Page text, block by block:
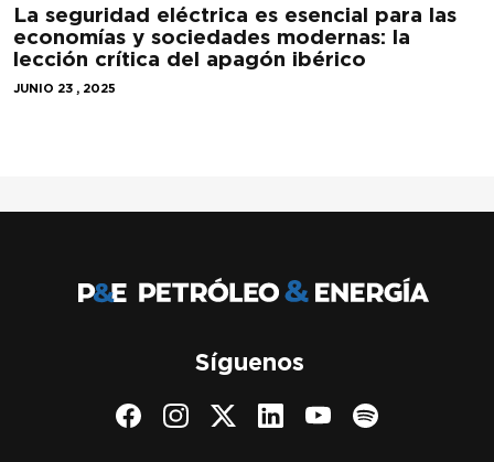
La seguridad eléctrica es esencial para las
economías y sociedades modernas: la
lección crítica del apagón ibérico
JUNIO 23 , 2025
Síguenos